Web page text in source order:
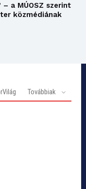
a MÚOSZ szerint
közmédiának
Továbbiak